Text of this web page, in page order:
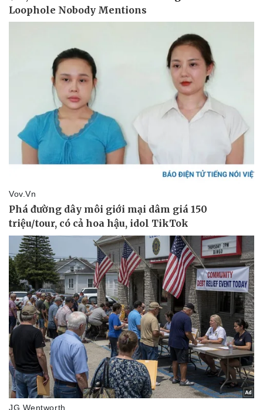
Doanh nghiệp
Thông tin doanh nghiệp
Doanh nghiệp 24h
Doanh nhân
Vì cộng đồng
Công nghệ
Sành điệu
Tin Công nghệ
Trải nghiệm